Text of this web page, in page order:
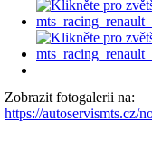
Zobrazit fotogalerii na:
https://autoservismts.cz/